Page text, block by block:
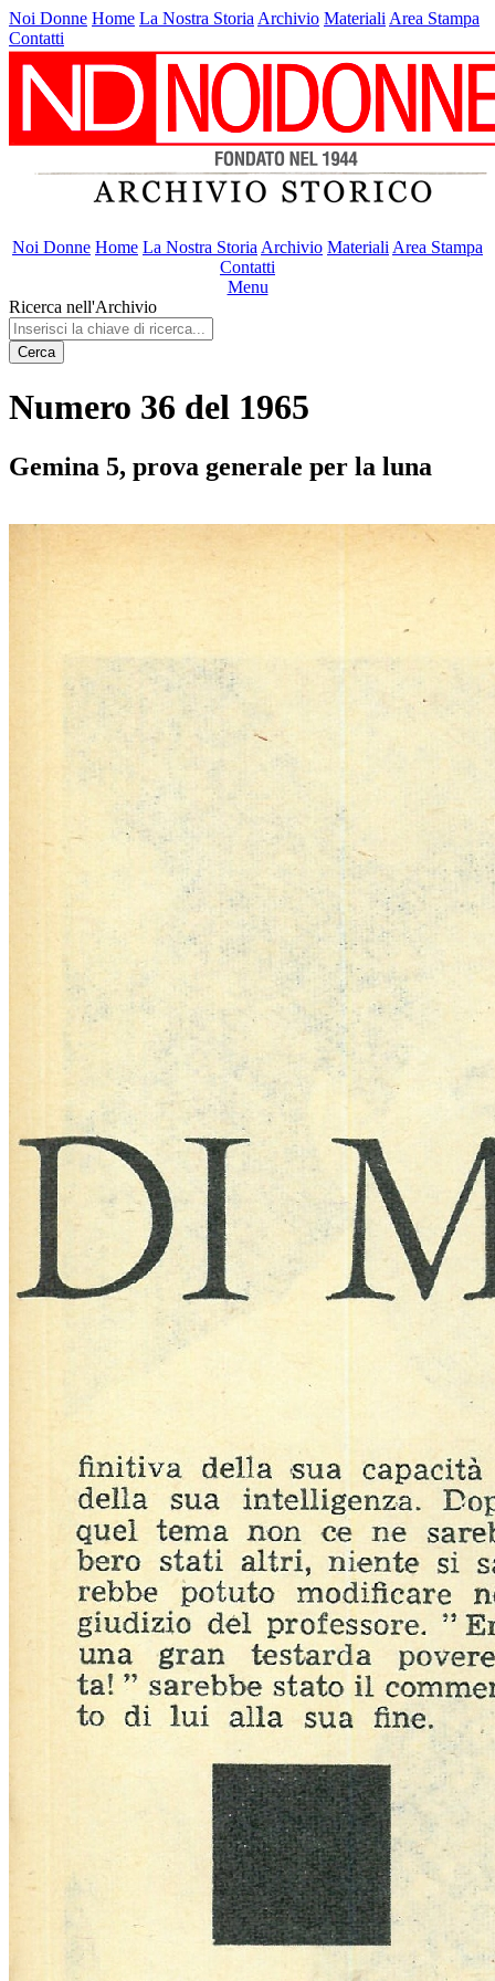
Noi Donne Home La Nostra Storia Archivio Materiali Area Stampa
Contatti
Noi Donne Home La Nostra Storia Archivio Materiali Area Stampa
Contatti
Menu
Ricerca nell'Archivio
Cerca
Numero 36 del 1965
Gemina 5, prova generale per la luna